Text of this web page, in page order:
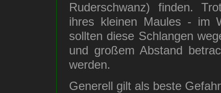
Ruderschwanz) finden.
ihres kleinen Maules - im
sollten diese Schlangen
und großem Abstand
werden.
Generell gilt als beste